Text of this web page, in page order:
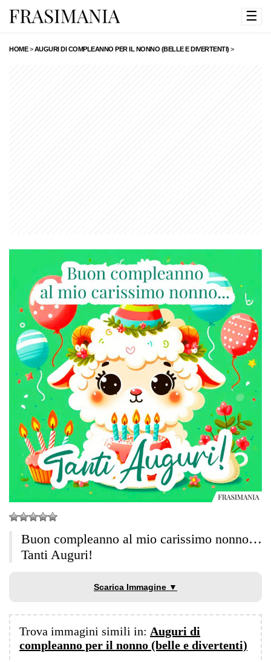
☰
HOME>AUGURI DI COMPLEANNO PER IL NONNO (BELLE E DIVERTENTI) >
Buon compleanno al mio carissimo nonno…
Tanti Auguri!
Scarica Immagine ▼
Trova immagini simili in: Auguri di
compleanno per il nonno (belle e divertenti)